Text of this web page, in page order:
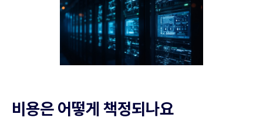
비용은 어떻게 책정되나요